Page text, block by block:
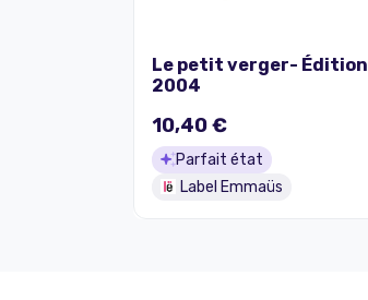
Le petit verger- Édition
2004
10,40 €
Parfait état
Label Emmaüs